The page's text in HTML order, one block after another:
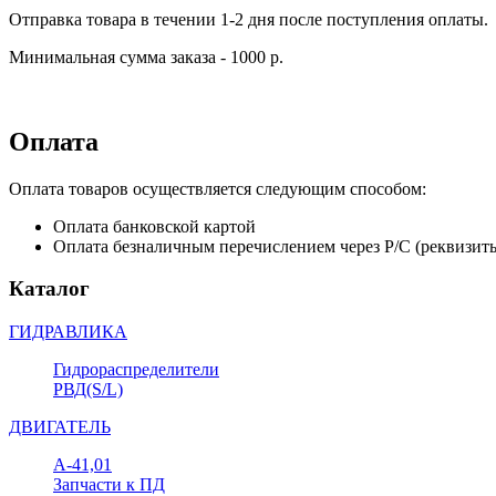
Отправка товара в течении 1-2 дня после поступления оплаты.
Минимальная сумма заказа - 1000 р.
Оплата
Оплата товаров осуществляется следующим способом:
Оплата банковской картой
Оплата безналичным перечислением через Р/С
Каталог
ГИДРАВЛИКА
Гидрораспределители
РВД(S/L)
ДВИГАТЕЛЬ
А-41,01
Запчасти к ПД